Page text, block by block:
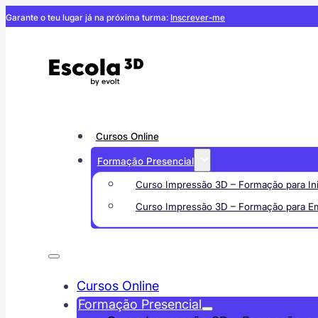
Garante o teu lugar já na próxima turma: Inscrever-me
Cursos Online
Formação Presencial
Curso Impressão 3D – Formação para
Curso Impressão 3D – Formação para
Cursos Online
Formação Presencial